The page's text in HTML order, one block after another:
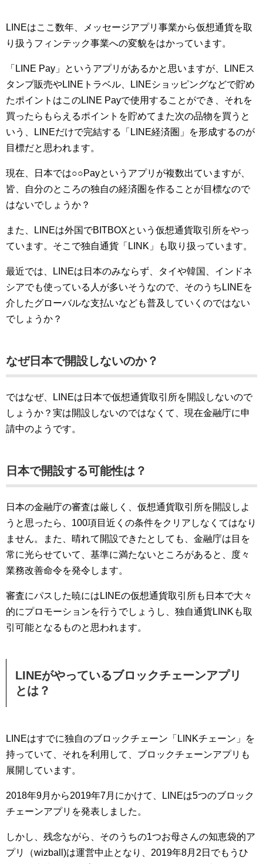
LINEはここ数年、メッセージアプリ事業から仮想通貨を取
り扱うフィンテック事業への変貌をはかっています。
「LINE Pay」というアプリがあるかと思いますが、LINEス
タンプ販売やLINEトラベル、LINEショッピングなどで貯め
たポイントはこのLINE Payで使用することができ、それを
買ったらもらえるポイントを貯めてまた次の品物を買うと
いう、LINEだけで完結する「LINE経済圏」を形成するのが
目標だと思われます。
現在、日本では○○Payというアプリが複数出ていますが、
皆、自分のところの独自の経済圏を作ることが目標なので
はないでしょうか？
また、LINEは外国でBITBOXという仮想通貨取引所をやっ
ています。そこで独自通貨「LINK」も取り扱っています。
最近では、LINEは日本のみならず、タイや韓国、インドネ
シアでも使っている人が多いそうなので、そのうちLINEを
介したグローバルな支払いなども普及していくのではない
でしょうか？
なぜ日本で開設しないのか？
ではなぜ、LINEは日本で仮想通貨取引所を開設しないので
しょうか？実は開設しないのではなくて、現在金融庁に申
請中のようです。
日本で開設する可能性は？
日本の金融庁の審査は厳しく、仮想通貨取引所を開設しよ
うと思ったら、100項目近くの条件をクリアしなくてはなり
ません。また、晴れて開設できたとしても、金融庁は目を
常に光らせていて、基準に満たないところがあると、度々
業務改善命令を発令します。
審査にパスした暁にはLINEの仮想通貨取引所も日本で大々
的にプロモーションを行うでしょうし、独自通貨LINKも取
引可能となるものと思われます。
LINEがやっているブロックチェーンアプリ
とは？
LINEはすでに独自のブロックチェーン「LINKチェーン」を
持っていて、それを利用して、ブロックチェーンアプリも
展開しています。
2018年9月から2019年7月にかけて、LINEは5つのブロック
チェーンアプリを発表しました。
しかし、残念ながら、そのうちの1つお母さんの知恵袋的ア
プリ（wizball)は運営中止となり、2019年8月2日でもうひ